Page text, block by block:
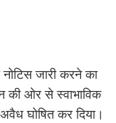
जारी करने का
की ओर से स्वाभाविक
घोषित कर दिया।